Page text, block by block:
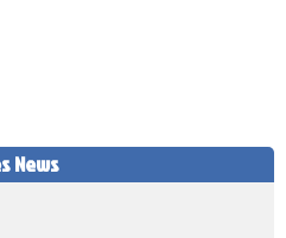
News